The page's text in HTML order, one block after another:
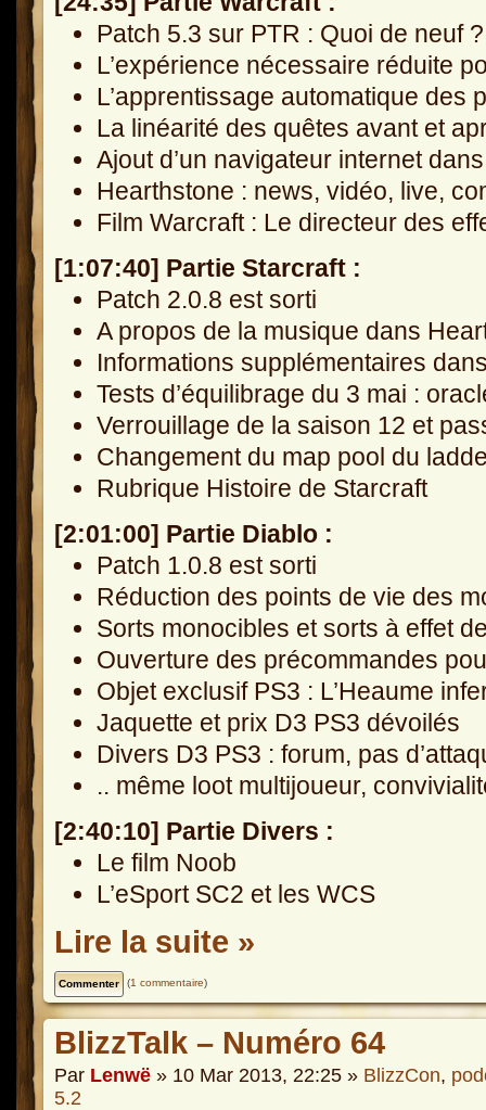
Patch 5.3 sur PTR : Quoi de neuf ?
L’expérience nécessaire réduite
L’apprentissage automatique des
La linéarité des quêtes avant et
Ajout d’un navigateur internet
Hearthstone : news, vidéo, live,
Film Warcraft : Le directeur des
[1:07:40] Partie Starcraft :
Patch 2.0.8 est sorti
A propos de la musique dans
Informations supplémentaires
Tests d’équilibrage du 3 mai :
Verrouillage de la saison 12 et
Changement du map pool du
Rubrique Histoire de Starcraft
[2:01:00] Partie Diablo :
Patch 1.0.8 est sorti
Réduction des points de vie des
Sorts monocibles et sorts à effet
Ouverture des précommandes
Objet exclusif PS3 : L’Heaume
Jaquette et prix D3 PS3 dévoilés
Divers D3 PS3 : forum, pas
.. même loot multijoueur,
[2:40:10] Partie Divers :
Le film Noob
L’eSport SC2 et les WCS
Lire la suite »
(1 commentaire)
BlizzTalk – Numéro 64
Par Lenwë » 10 Mar 2013, 22:25 » BlizzCon,
5.2